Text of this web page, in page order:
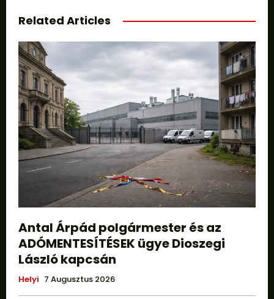
Related Articles
Antal Árpád polgármester és az
ADÓMENTESÍTÉSEK ügye Dioszegi
László kapcsán
Helyi 7 Augusztus 2026